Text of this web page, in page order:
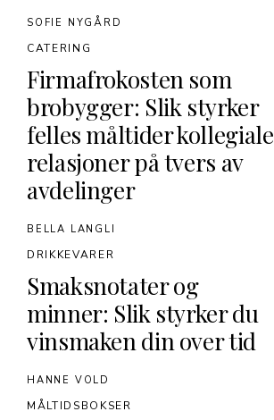
SOFIE NYGÅRD
Firmafrokosten som
brobygger: Slik styrker
felles måltider kollegiale
relasjoner på tvers av
avdelinger
CATERING
BELLA LANGLI
Smaksnotater og
minner: Slik styrker du
vinsmaken din over tid
DRIKKEVARER
HANNE VOLD
MÅLTIDSBOKSER